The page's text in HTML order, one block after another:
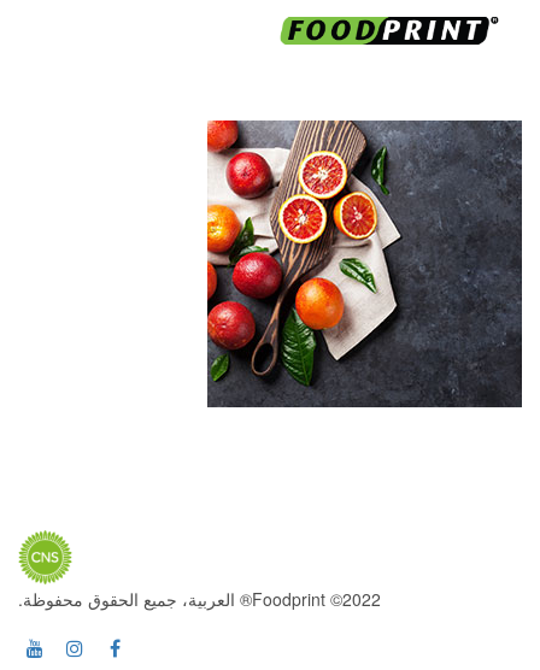
2022© Foodprint® العربية، جميع الحقوق محفوظة.